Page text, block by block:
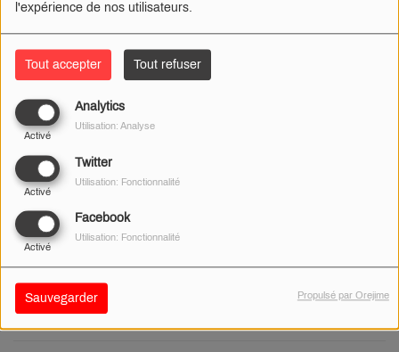
l'expérience de nos utilisateurs.
Tout accepter Tout refuser
Analytics
Activé
Utilisation: Analyse
Twitter
Activé
Utilisation: Fonctionnalité
Facebook
Activé
Utilisation: Fonctionnalité
Sauvegarder Propulsé par Orejime
AVATAR FAIT SON RETOUR AU
KENDJI FAIT SES PREMIERS
ANNEAUX : LES ANNEAUX DE